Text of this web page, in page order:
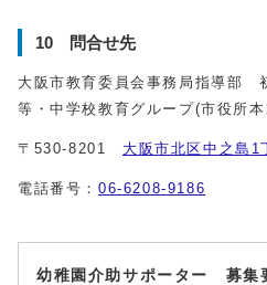
10 問合せ先
大阪市教育委員会事務局指導部
等・中学校教育グループ(市役所
〒530-8201 大阪市北区中之島1
電話番号： 06-6208-9186
幼稚園介助サポーター 募集